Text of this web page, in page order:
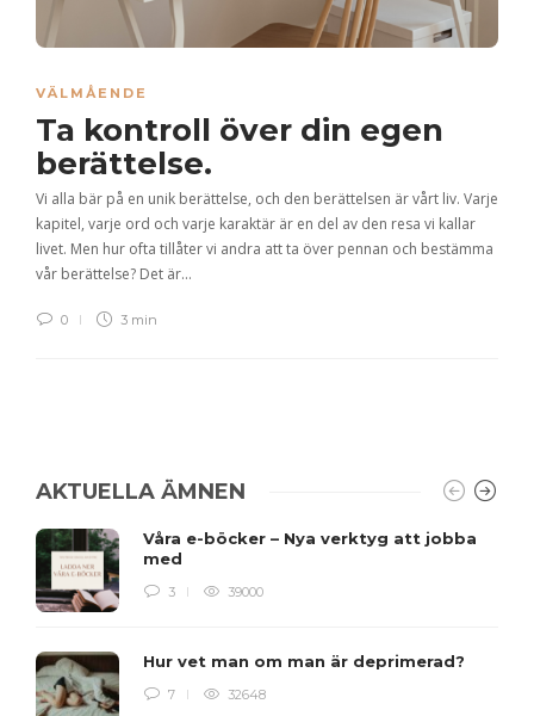
VÄLMÅENDE
Ta kontroll över din egen
berättelse.
Vi alla bär på en unik berättelse, och den berättelsen är vårt liv. Varje
kapitel, varje ord och varje karaktär är en del av den resa vi kallar
livet. Men hur ofta tillåter vi andra att ta över pennan och bestämma
vår berättelse? Det är…
0 3 min
AKTUELLA ÄMNEN
Våra e-böcker – Nya verktyg att jobba
med
3 39000
Hur vet man om man är deprimerad?
7 32648